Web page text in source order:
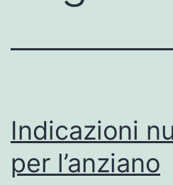
Indicazioni
per l’anziano